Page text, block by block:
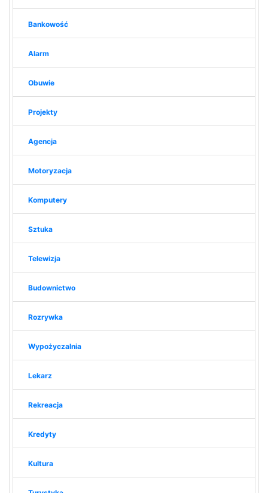
Bankowość
Alarm
Obuwie
Projekty
Agencja
Motoryzacja
Komputery
Sztuka
Telewizja
Budownictwo
Rozrywka
Wypożyczalnia
Lekarz
Rekreacja
Kredyty
Kultura